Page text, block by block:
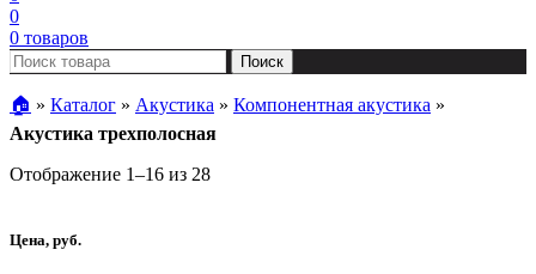
0
0 товаров
Поиск
🏠︎ » Каталог » Акустика » Компонентная акустика »
Акустика трехполосная
Отображение 1–16 из 28Цены:
Цена, руб.